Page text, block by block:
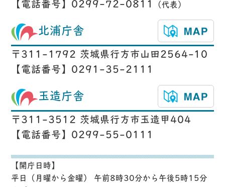
【電話番号】0299-72-0811
（代表）
北浦庁舎
〒311-1792 茨城県行方市山田2564-10
【電話番号】0291-35-2111
玉造庁舎
〒311-3512 茨城県行方市玉造甲404
【電話番号】0299-55-0111
【開庁日時】
平日（月曜から金曜） 午前8時30分から午後5時15分